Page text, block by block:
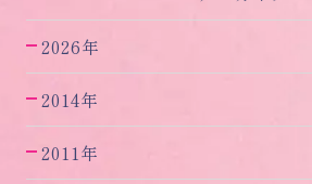
2026年
2014年
2011年